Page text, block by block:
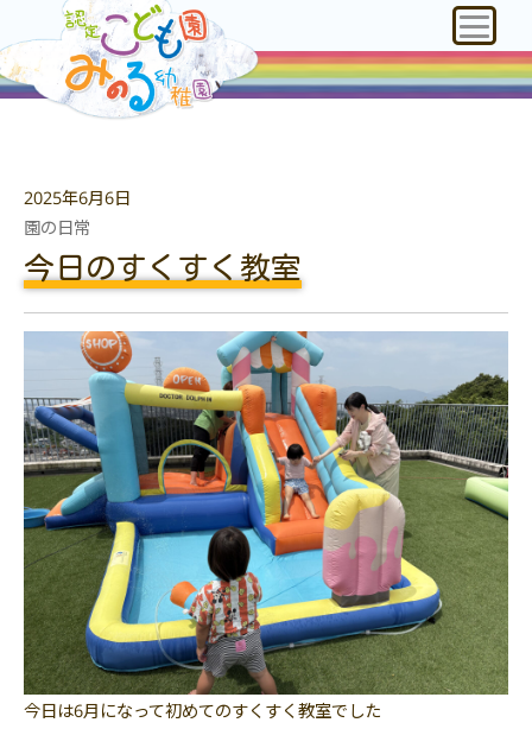
2025年6月6日
園の日常
今日のすくすく教室
今日は6月になって初めてのすくすく教室でした